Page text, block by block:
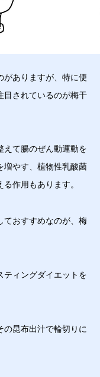
がありますが、特に便
目されているのが梅干
えて腸のぜん動運動を
増やす、植物性乳酸菌
作用もあります。
ておすすめなのが、梅
ティングダイエットを
の昆布出汁で輪切りに